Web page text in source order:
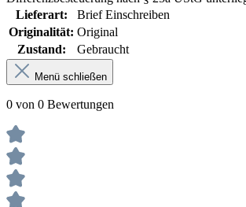
Lieferart:
Brief Einschreiben
Originalität: Original
Zustand:
Gebraucht
Menü schließen
0 von 0 Bewertungen